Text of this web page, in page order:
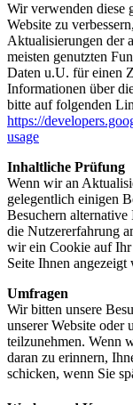
Wir verwenden diese
Website zu
Aktualisierungen der
meisten genutzten
Daten u.U. für einen
Informationen über
bitte auf folgenden
https://
usage
Inhaltliche Prüfung
Wenn wir an
gelegentlich einigen
Besuchern
die Nutzererfahrung
wir ein Cookie auf Ihr
Seite Ihnen angezeigt
Umfragen
Wir bitten unsere
unserer Website oder
teilzunehmen. Wenn
daran zu erinnern,
schicken, wenn Sie